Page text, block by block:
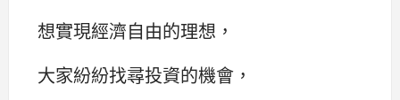
想實現經濟自由的理想，
大家紛紛找尋投資的機會，